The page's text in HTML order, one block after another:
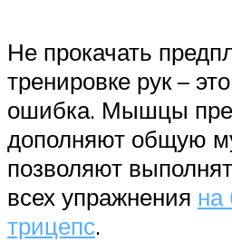
Не прокачать
тренировке рук –
ошибка. Мышцы
дополняют общую
позволяют
всех упражнения на
трицепс.